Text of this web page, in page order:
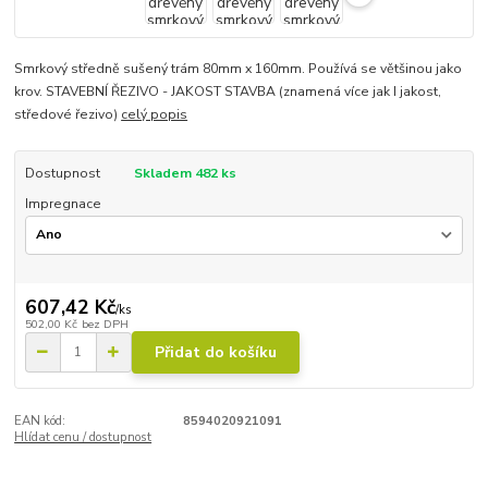
Smrkový středně sušený trám 80mm x 160mm. Používá se většinou jako
krov. STAVEBNÍ ŘEZIVO - JAKOST STAVBA (znamená více jak I jakost,
středové řezivo) celý popis
Dostupnost
Skladem 482 ks
Impregnace
607,42 Kč/ks
502,00 Kč bez DPH
Přidat do košíku
EAN kód:
8594020921091
Hlídat cenu / dostupnost